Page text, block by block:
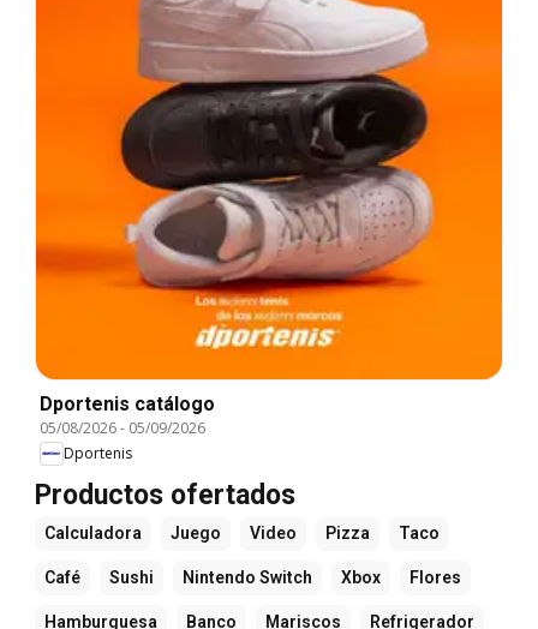
Dportenis catálogo
05/08/2026- 05/09/2026
Dportenis
Productos ofertados
Calculadora Juego Video Pizza Taco
Café Sushi Nintendo Switch Xbox Flores
Hamburguesa Banco Mariscos Refrigerador